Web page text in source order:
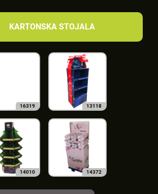
KARTONSKA STOJALA
16319 13118
14010 14372